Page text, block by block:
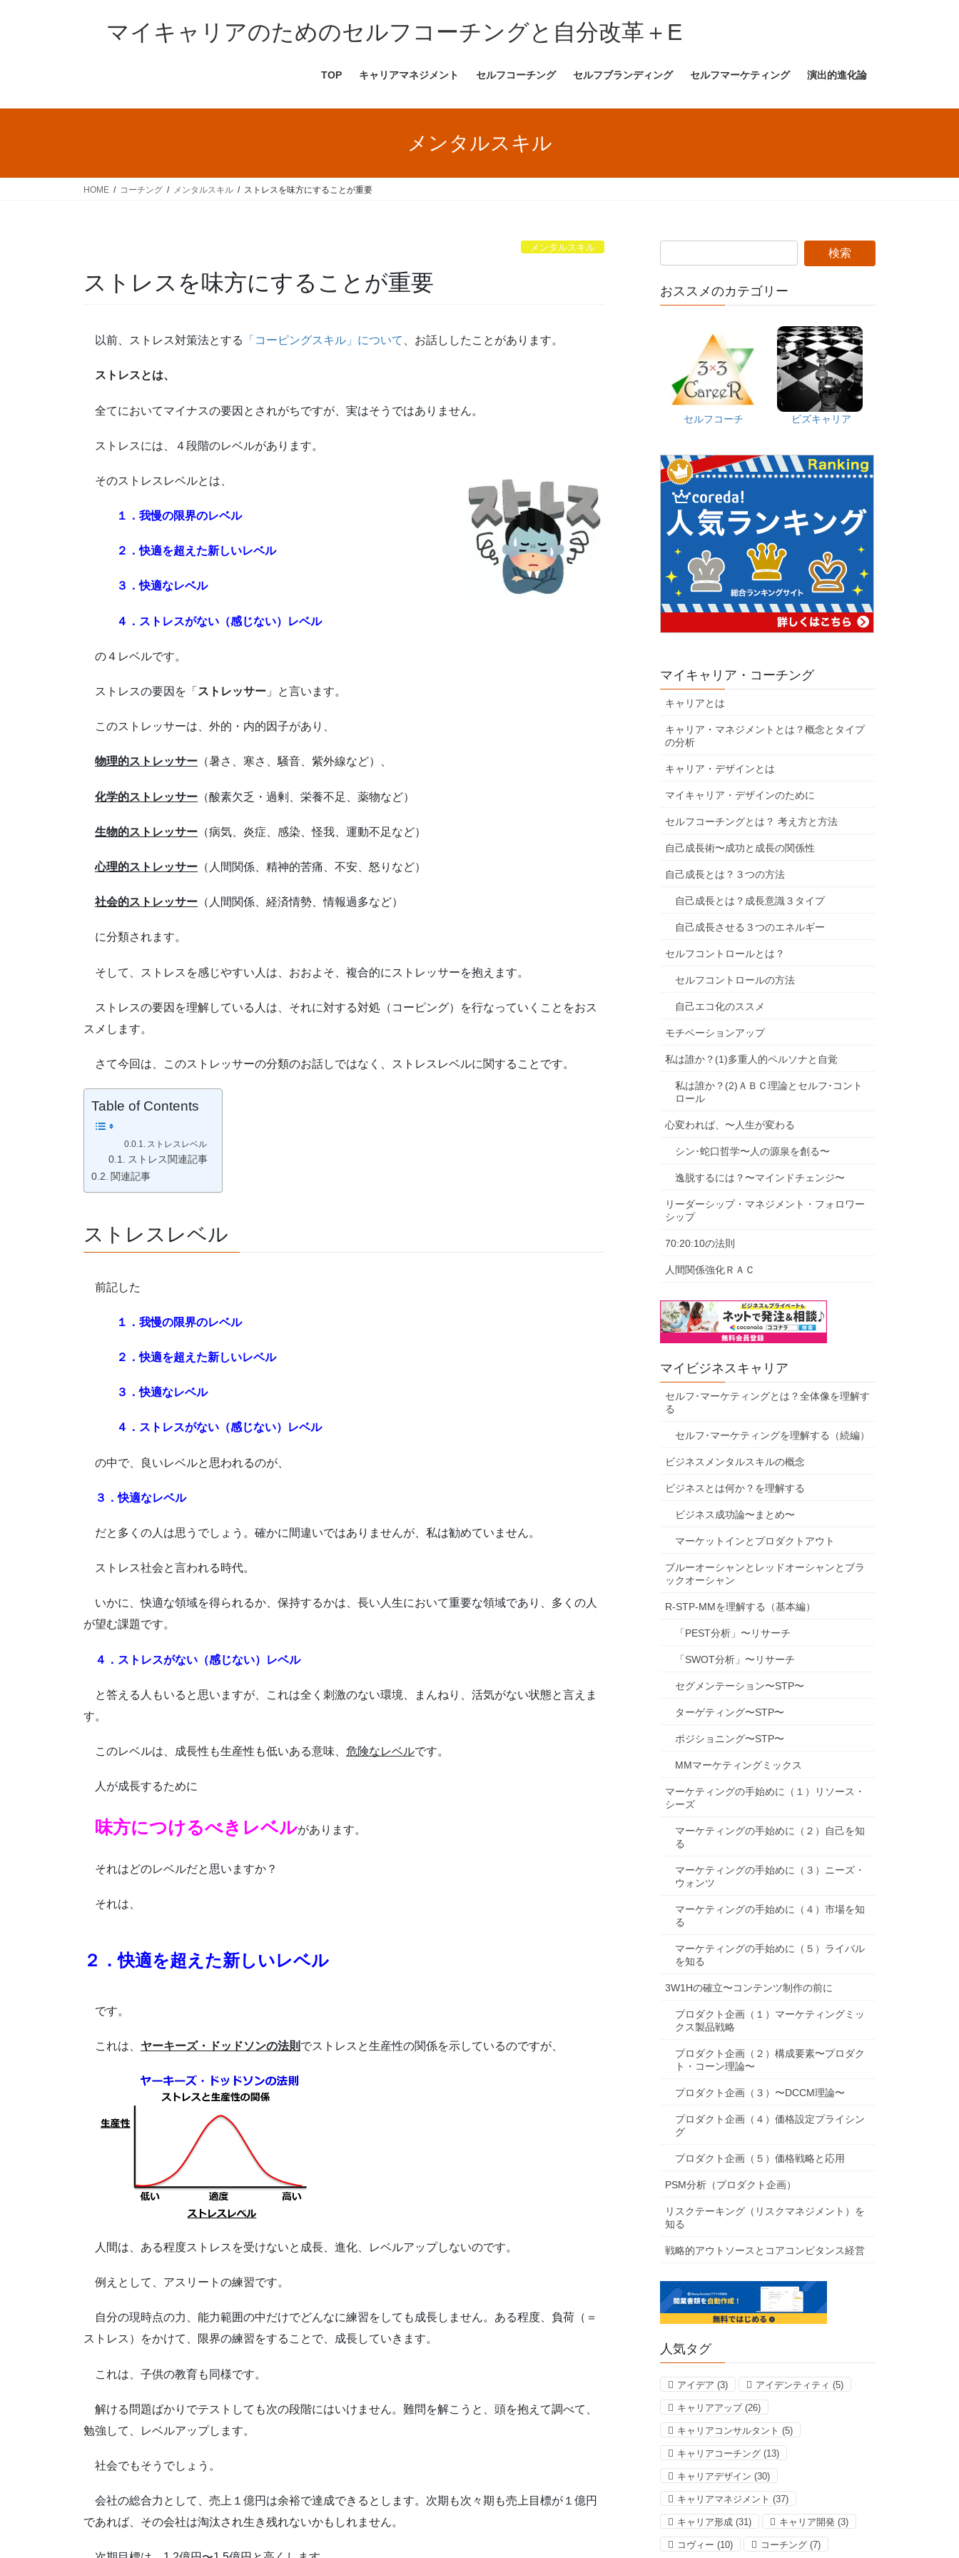
ス
ン
マイキャリアのためのセルフコーチングと自分改革＋E
TOP キャリアマネジメント セルフコーチング セルフブランディング セルフマーケティング 演出的進化論
メンタルスキル
HOME コーチング メンタルスキル ストレスを味方にすることが重要
メンタルスキル
ストレスを味方にすることが重要
以前、ストレス対策法とする 「コーピングスキル」について 、お話ししたことがあります。
ストレスとは、
全てにおいてマイナスの要因とされがちですが、実はそうではありません。
ストレスには、４段階のレベルがあります。
そのストレスレベルとは、
１．我慢の限界のレベル
２．快適を超えた新しいレベル
３．快適なレベル
４．ストレスがない（感じない）レベル
の４レベルです。
ストレスの要因を「 ストレッサー 」と言います。
このストレッサーは、外的・内的因子があり、
物理的ストレッサー （暑さ、寒さ、騒音、紫外線など）、
化学的ストレッサー （酸素欠乏・過剰、栄養不足、薬物など）
生物的ストレッサー （病気、炎症、感染、怪我、運動不足など）
心理的ストレッサー （人間関係、精神的苦痛、不安、怒りなど）
社会的ストレッサー （人間関係、経済情勢、情報過多など）
に分類されます。
そして、ストレスを感じやすい人は、おおよそ、複合的にストレッサーを抱えます。
ストレスの要因を理解している人は、それに対する対処（コーピング）を行なっていくことをおス
スメします。
さて今回は、このストレッサーの分類のお話しではなく、ストレスレベルに関することです。
Table of Contents
ストレスレベル
ストレス関連記事
関連記事
ストレスレベル
前記した
１．我慢の限界のレベル
２．快適を超えた新しいレベル
３．快適なレベル
４．ストレスがない（感じない）レベル
の中で、良いレベルと思われるのが、
３．快適なレベル
だと多くの人は思うでしょう。確かに間違いではありませんが、私は勧めていません。
ストレス社会と言われる時代。
いかに、快適な領域を得られるか、保持するかは、長い人生において重要な領域であり、多くの人
が望む課題です。
４．ストレスがない（感じない）レベル
と答える人もいると思いますが、これは全く刺激のない環境、まんねり、活気がない状態と言えま
す。
このレベルは、成長性も生産性も低いある意味、 危険なレベルです。
人が成長するために
味方につけるべきレベルがあります。
それはどのレベルだと思いますか？
それは、
２．快適を超えた新しいレベル
です。
これは、 ヤーキーズ・ドッドソンの法則 でストレスと生産性の関係を示しているのですが、
人間は、ある程度ストレスを受けないと成長、進化、レベルアップしないのです。
例えとして、アスリートの練習です。
自分の現時点の力、能力範囲の中だけでどんなに練習をしても成長しません。ある程度、負荷（＝
ストレス）をかけて、限界の練習をすることで、成長していきます。
これは、子供の教育も同様です。
解ける問題ばかりでテストしても次の段階にはいけません。難問を解こうと、頭を抱えて調べて、
勉強して、レベルアップします。
社会でもそうでしょう。
会社の総合力として、売上１億円は余裕で達成できるとします。次期も次々期も売上目標が１億円
であれば、その会社は淘汰され生き残れないかもしれません。
おススメのカテゴリー
セルフコーチ ビズキャリア
マイキャリア・コーチング
キャリアとは
キャリア・マネジメントとは？概念とタイプ
の分析
キャリア・デザインとは
マイキャリア・デザインのために
セルフコーチングとは？ 考え方と方法
自己成長術〜成功と成長の関係性
自己成長とは？３つの方法
自己成長とは？成長意識３タイプ
自己成長させる３つのエネルギー
セルフコントロールとは？
セルフコントロールの方法
自己エコ化のススメ
モチベーションアップ
私は誰か？(1)多重人的ペルソナと自覚
私は誰か？(2)ＡＢＣ理論とセルフ･コント
ロール
心変われば、〜人生が変わる
シン･蛇口哲学〜人の源泉を創る〜
逸脱するには？〜マインドチェンジ〜
リーダーシップ・マネジメント・フォロワー
シップ
70:20:10の法則
人間関係強化ＲＡＣ
マイビジネスキャリア
セルフ･マーケティングとは？全体像を理解す
る
セルフ･マーケティングを理解する（続編）
ビジネスメンタルスキルの概念
ビジネスとは何か？を理解する
ビジネス成功論〜まとめ〜
マーケットインとプロダクトアウト
ブルーオーシャンとレッドオーシャンとブラ
ックオーシャン
R-STP-MMを理解する（基本編）
「PEST分析」〜リサーチ
「SWOT分析」〜リサーチ
セグメンテーション〜STP〜
ターゲティング〜STP〜
ポジショニング〜STP〜
MMマーケティングミックス
マーケティングの手始めに（１）リソース・
シーズ
マーケティングの手始めに（２）自己を知
る
マーケティングの手始めに（３）ニーズ・
ウォンツ
マーケティングの手始めに（４）市場を知
る
マーケティングの手始めに（５）ライバル
を知る
3W1Hの確立〜コンテンツ制作の前に
プロダクト企画（１）マーケティングミッ
クス製品戦略
プロダクト企画（２）構成要素〜プロダク
ト・コーン理論〜
プロダクト企画（３）〜DCCM理論〜
プロダクト企画（４）価格設定プライシン
グ
プロダクト企画（５）価格戦略と応用
PSM分析（プロダクト企画）
リスクテーキング（リスクマネジメント）を
知る
戦略的アウトソースとコアコンピタンス経営
人気タグ
アイデア (3) アイデンティティ (5)
キャリアアップ(26)
キャリアコンサルタント (5)
キャリアコーチング (13)
キャリアデザイン (30)
キャリアマネジメント (37)
キャリア形成 (31) キャリア開発 (3)
コヴィー (10) コーチング (7)